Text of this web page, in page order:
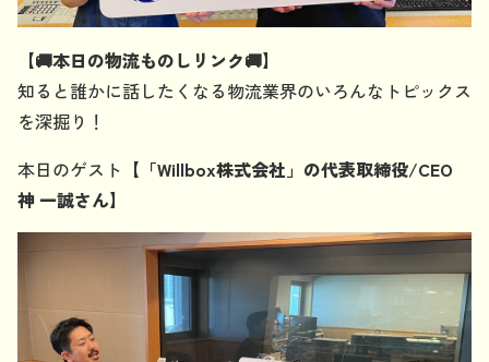
【🚚本日の物流ものしリンク🚚】
知ると誰かに話したくなる物流業界のいろんなトピックス
を深掘り！
本日のゲスト 【「Willbox株式会社」の代表取締役/CEO
神 一誠さん】